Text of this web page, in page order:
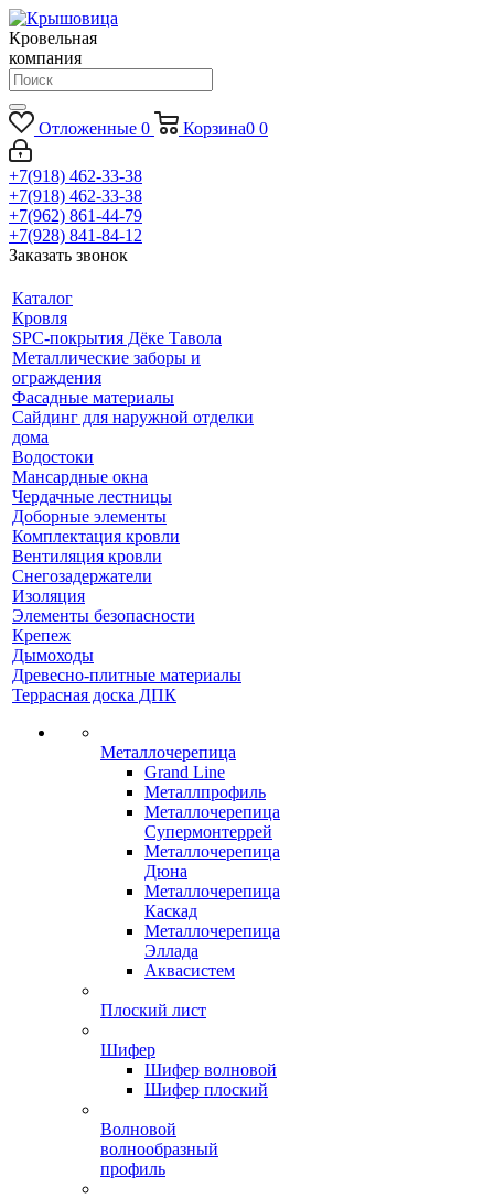
Кровельная
компания
Отложенные 0 Корзина0 0
+7(918) 462-33-38
+7(918) 462-33-38
+7(962) 861-44-79
+7(928) 841-84-12
Заказать звонок
Каталог
Кровля
SPC-покрытия Дёке Тавола
Металлические заборы и
ограждения
Фасадные материалы
Сайдинг для наружной отделки
дома
Водостоки
Мансардные окна
Чердачные лестницы
Доборные элементы
Комплектация кровли
Вентиляция кровли
Снегозадержатели
Изоляция
Элементы безопасности
Крепеж
Дымоходы
Древесно-плитные материалы
Террасная доска ДПК
Металлочерепица
Grand Line
Металлпрофиль
Металлочерепица
Супермонтеррей
Металлочерепица
Дюна
Металлочерепица
Каскад
Металлочерепица
Эллада
Аквасистем
Плоский лист
Шифер
Шифер волновой
Шифер плоский
Волновой
волнообразный
профиль